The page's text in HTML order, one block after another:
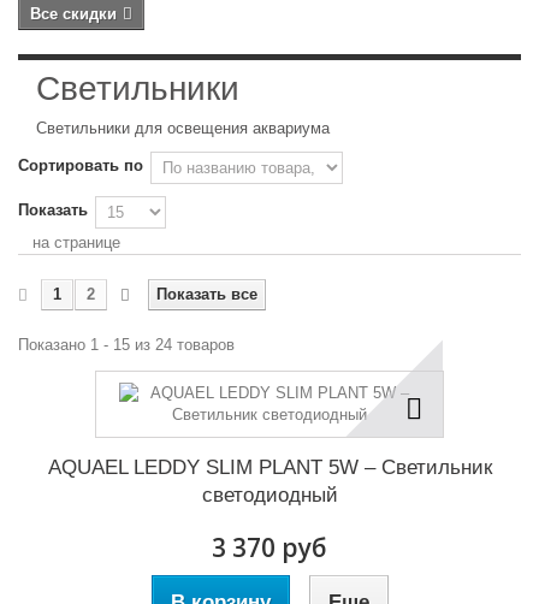
Все скидки
Светильники
Светильники для освещения аквариума
Сортировать по
Показать
на странице
Показать все
1 2
Показано 1 - 15 из 24 товаров
AQUAEL LEDDY SLIM PLANT 5W – Светильник
светодиодный
3 370 руб